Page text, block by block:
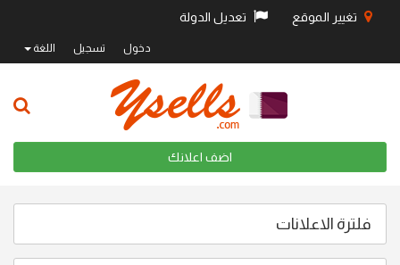
تغيير الموقع تعديل الدولة
دخول تسجيل اللغة
اضف اعلانك
فلترة الاعلانات